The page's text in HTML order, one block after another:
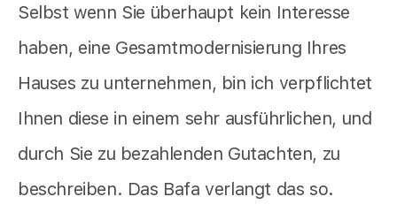
Selbst wenn Sie überhaupt kein Interesse
haben, eine Gesamtmodernisierung Ihres
Hauses zu unternehmen, bin ich verpflichtet
Ihnen diese in einem sehr ausführlichen, und
durch Sie zu bezahlenden Gutachten, zu
beschreiben. Das Bafa verlangt das so.